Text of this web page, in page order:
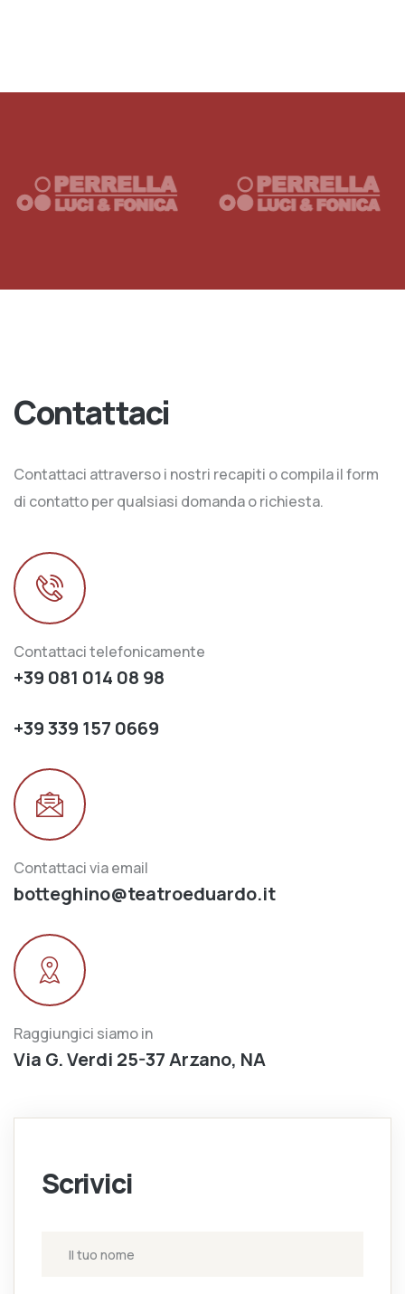
Contattaci
Contattaci attraverso i nostri recapiti o compila il form
di contatto per qualsiasi domanda o richiesta.
Contattaci telefonicamente
+39 081 014 08 98
+39 339 157 0669
Contattaci via email
botteghino@teatroeduardo.it
Raggiungici siamo in
Via G. Verdi 25-37 Arzano, NA
Scrivici